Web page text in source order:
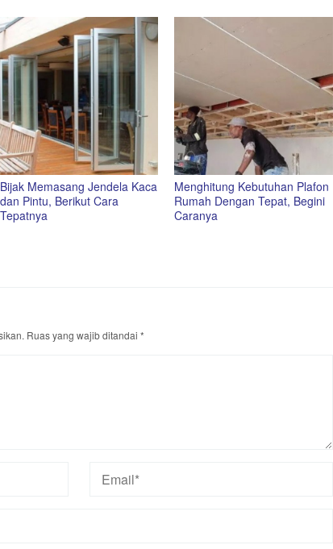
Bijak Memasang Jendela Kaca
dan Pintu, Berikut Cara
Tepatnya
Menghitung Kebutuhan Plafon
Rumah Dengan Tepat, Begini
Caranya
Ruas yang wajib ditandai *